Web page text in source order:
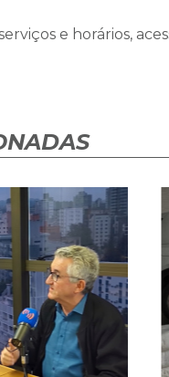
e horários,